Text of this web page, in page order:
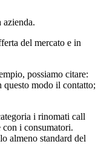
del mercato e in
possiamo citare:
questo modo il contatto;
i rinomati call
con i consumatori.
almeno standard del